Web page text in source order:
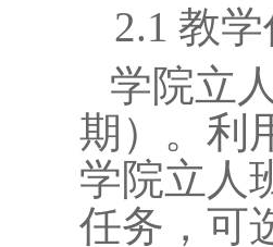
2.1 教
学院立
期）。利
学院立人
任务，可